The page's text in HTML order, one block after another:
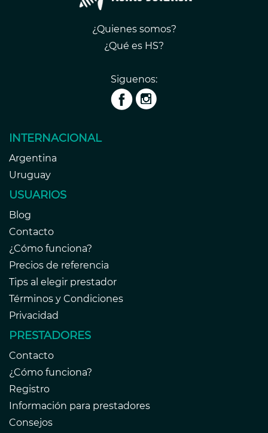
¿Quienes somos?
¿Qué es HS?
Siguenos:
INTERNACIONAL
Argentina
Uruguay
USUARIOS
Blog
Contacto
¿Cómo funciona?
Precios de referencia
Tips al elegir prestador
Términos y Condiciones
Privacidad
PRESTADORES
Contacto
¿Cómo funciona?
Registro
Información para prestadores
Consejos